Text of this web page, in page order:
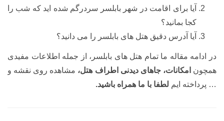
آیا برای اقامت در شهر بابلسر سردرگم شده اید که شب را
کجا بمانید؟
آیا آدرس دقیق هتل های بابلسر را می دانید؟
در ادامه مقاله ما تمام هتل های بابلسر، از جمله اطلاعات مفیدی
همچون امکانات، جاهای دیدنی اطراف هتل، مشاهده روی نقشه و
… پرداخته ایم لطفا با ما همراه باشید.